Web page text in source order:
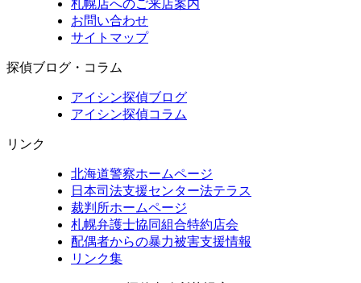
札幌店へのご来店案内
お問い合わせ
サイトマップ
探偵ブログ・コラム
アイシン探偵ブログ
アイシン探偵コラム
リンク
北海道警察ホームページ
日本司法支援センター法テラス
裁判所ホームページ
札幌弁護士協同組合特約店会
配偶者からの暴力被害支援情報
リンク集